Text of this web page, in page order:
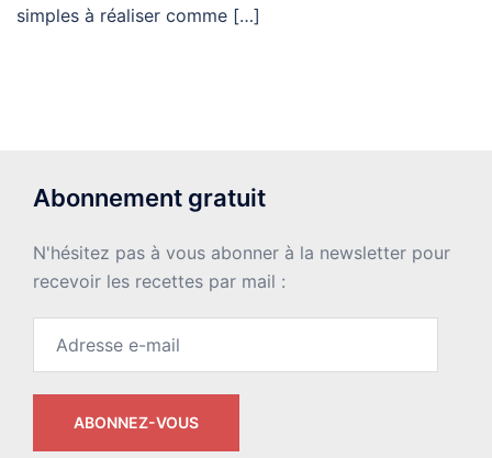
simples à réaliser comme […]
Abonnement gratuit
N'hésitez pas à vous abonner à la newsletter pour
recevoir les recettes par mail :
ABONNEZ-VOUS